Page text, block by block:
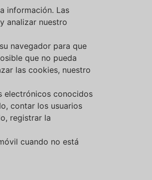
información. Las
analizar nuestro
navegador para que
que no pueda
las cookies, nuestro
electrónicos conocidos
contar los usuarios
registrar la
cuando no está